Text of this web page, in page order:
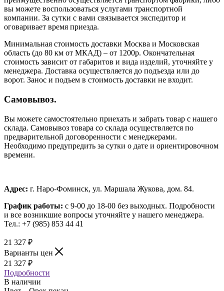
вы можете воспользоваться услугами транспортной
компании. За сутки с вами связывается экспедитор и
оговаривает время приезда.
Минимальная стоимость доставки Москва и Московская
область (до 80 км от МКАД) – от 1200р. Окончательная
стоимость зависит от габаритов и вида изделий, уточняйте у
менеджера. Доставка осуществляется до подъезда или до
ворот. Занос и подъем в стоимость доставки не входит.
Самовывоз.
Вы можете самостоятельно приехать и забрать товар с нашего
склада. Самовывоз товара со склада осуществляется по
предварительной договоренности с менеджерами.
Необходимо предупредить за сутки о дате и ориентировочном
времени.
Адрес: г. Наро-Фоминск, ул. Маршала Жукова, дом. 84.
График работы: с 9-00 до 18-00 без выходных. Подробности
и все возникшие вопросы уточняйте у нашего менеджера.
Тел.: +7 (985) 853 44 41
21 327 ₽
Варианты цен
21 327 ₽
Подробности
В наличии